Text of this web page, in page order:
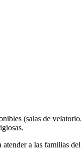
(salas de
a las familias